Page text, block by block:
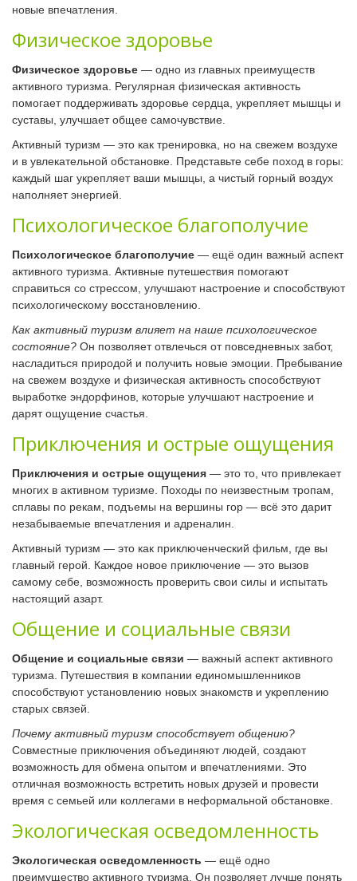
новые впечатления.
Физическое здоровье
Физическое здоровье — одно из главных преимуществ
активного туризма. Регулярная физическая активность
помогает поддерживать здоровье сердца, укрепляет мышцы и
суставы, улучшает общее самочувствие.
Активный туризм — это как тренировка, но на свежем воздухе
и в увлекательной обстановке. Представьте себе поход в горы:
каждый шаг укрепляет ваши мышцы, а чистый горный воздух
наполняет энергией.
Психологическое благополучие
Психологическое благополучие — ещё один важный аспект
активного туризма. Активные путешествия помогают
справиться со стрессом, улучшают настроение и способствуют
психологическому восстановлению.
Как активный туризм влияет на наше психологическое
состояние? Он позволяет отвлечься от повседневных забот,
насладиться природой и получить новые эмоции. Пребывание
на свежем воздухе и физическая активность способствуют
выработке эндорфинов, которые улучшают настроение и
дарят ощущение счастья.
Приключения и острые ощущения
Приключения и острые ощущения — это то, что привлекает
многих в активном туризме. Походы по неизвестным тропам,
сплавы по рекам, подъемы на вершины гор — всё это дарит
незабываемые впечатления и адреналин.
Активный туризм — это как приключенческий фильм, где вы
главный герой. Каждое новое приключение — это вызов
самому себе, возможность проверить свои силы и испытать
настоящий азарт.
Общение и социальные связи
Общение и социальные связи — важный аспект активного
туризма. Путешествия в компании единомышленников
способствуют установлению новых знакомств и укреплению
старых связей.
Почему активный туризм способствует общению?
Совместные приключения объединяют людей, создают
возможность для обмена опытом и впечатлениями. Это
отличная возможность встретить новых друзей и провести
время с семьей или коллегами в неформальной обстановке.
Экологическая осведомленность
Экологическая осведомленность — ещё одно
преимущество активного туризма. Он позволяет лучше понять